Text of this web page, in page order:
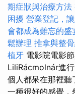
期症狀與治療方法
困擾 營業登記，
會都成為難忘的盛
鬆辦理 推拿與整
植牙 電影院電影
LiliRácmolnár進
個人都呆在那裡
一種很好的感覺，